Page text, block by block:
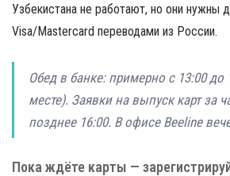
Узбекистана не работают, но они нужны
Visa/Mastercard переводами из России.
Обед в банке: примерно с 13:00 до
месте). Заявки на выпуск карт за
позднее 16:00. В офисе Beeline
Пока ждёте карты —